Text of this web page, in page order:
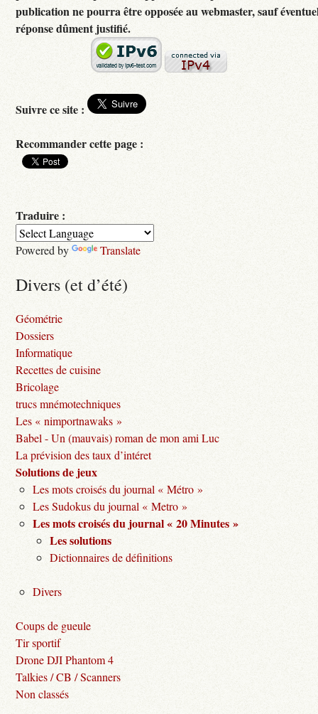
publication ne pourra être opposée au webmaster, sauf
réponse dûment justifié.
Suivre ce site :
Recommander cette page :
Traduire :
Powered by Translate
Divers (et d’été)
Géométrie
Dossiers
Informatique
Recettes de cuisine
Bricolage
trucs mnémotechniques
Les « nimportnawaks »
Babel - Un (mauvais) roman de mon ami Luc
La prévision des taux d’intéret
Solutions de jeux
Les mots croisés du journal « Métro »
Les Sudokus du journal « Metro »
Les mots croisés du journal « 20 Minutes »
Les solutions
Dictionnaires de définitions
Divers
Coups de gueule
Tir sportif
Drone DJI Phantom 4
Talkies / CB / Scanners
Non classés